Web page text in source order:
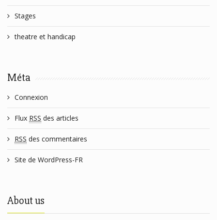
Stages
theatre et handicap
Méta
Connexion
Flux RSS des articles
RSS des commentaires
Site de WordPress-FR
About us